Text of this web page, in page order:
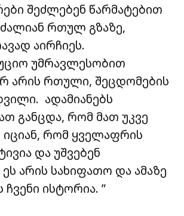
შეძლებენ წარმატებით
რთულ გზაზე,
აირჩიეს.
უმრავლესობით
არის რთული, შეცდომების
ადამიანებს
განცდა, რომ მათ უკვე
რომ ყველაფრის
და უშვებენ
არის სახიფათო და ამაზე
ისტორია. ”